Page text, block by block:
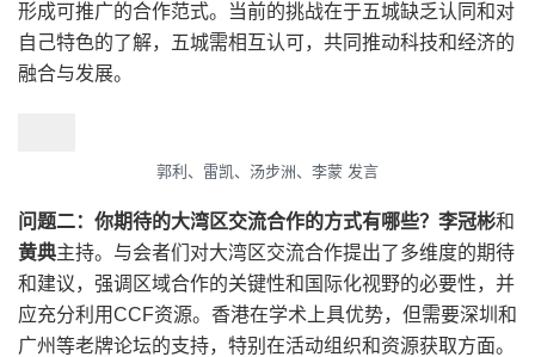
形成可推广的合作范式。当前的挑战在于五城缺乏认同和对
自己特色的了解，五城需相互认可，共同推动科技和经济的
融合与发展。
郭利、雷凯、汤步洲、李蒙 发言
问题二：你期待的大湾区交流合作的方式有哪些？李冠彬和
黄典主持。与会者们对大湾区交流合作提出了多维度的期待
和建议，强调区域合作的关键性和国际化视野的必要性，并
应充分利用CCF资源。香港在学术上具优势，但需要深圳和
广州等老牌论坛的支持，特别在活动组织和资源获取方面。